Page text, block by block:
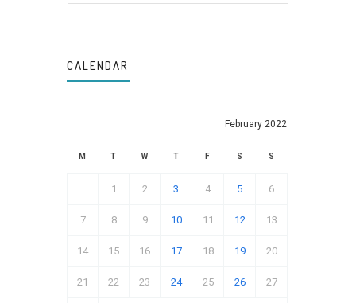
CALENDAR
February 2022
M T W T F S S
1 2 3 4 5 6
7 8 9 10 11 12 13
14 15 16 17 18 19 20
21 22 23 24 25 26 27